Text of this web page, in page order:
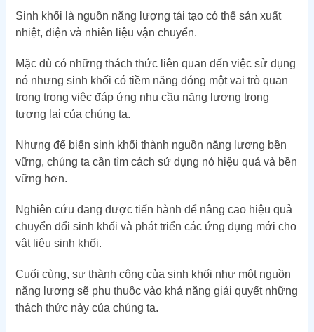
Sinh khối là nguồn năng lượng tái tạo có thể sản xuất
nhiệt, điện và nhiên liệu vận chuyển.
Mặc dù có những thách thức liên quan đến việc sử dụng
nó nhưng sinh khối có tiềm năng đóng một vai trò quan
trọng trong việc đáp ứng nhu cầu năng lượng trong
tương lai của chúng ta.
Nhưng để biến sinh khối thành nguồn năng lượng bền
vững, chúng ta cần tìm cách sử dụng nó hiệu quả và bền
vững hơn.
Nghiên cứu đang được tiến hành để nâng cao hiệu quả
chuyển đổi sinh khối và phát triển các ứng dụng mới cho
vật liệu sinh khối.
Cuối cùng, sự thành công của sinh khối như một nguồn
năng lượng sẽ phụ thuộc vào khả năng giải quyết những
thách thức này của chúng ta.